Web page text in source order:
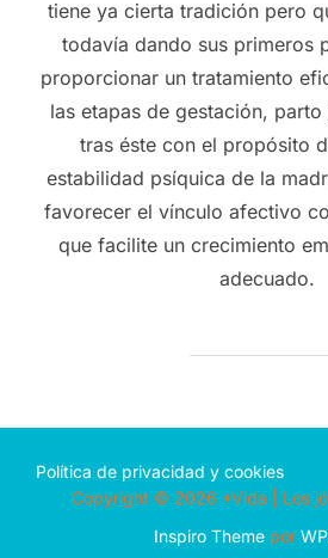
tiene ya cierta tradición pero
todavía dando sus primeros
proporcionar un tratamiento
las etapas de gestación,
tras éste con el propósito
estabilidad psíquica de la
favorecer el vínculo afectivo
que facilite un crecimiento
adecuado.
Política de privacidad y cookies
Copyright © 2026 +Vida | Los
Inspiro Theme por